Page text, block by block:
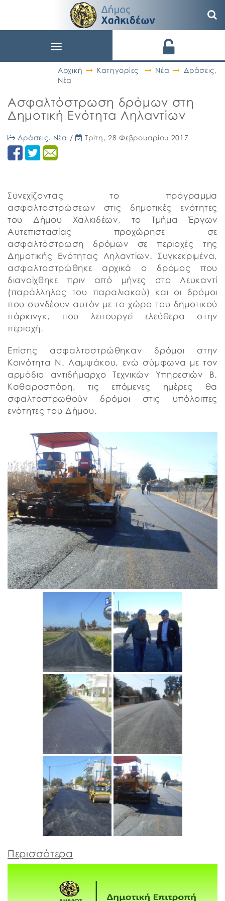
Toggle
Αρχική
Κατηγορίες Νέα Δράσεις,
Νέα
Ασφαλτόστρωση δρόμων στη
Δημοτική Ενότητα Ληλαντίων
Δράσεις, Νέα / Τρίτη, 28 Φεβρουαρίου 2017
Συνεχίζοντας το πρόγραμμα
ασφαλτοστρώσεων στις δημοτικές ενότητες
του Δήμου Χαλκιδέων, το Τμήμα Έργων
Αυτεπιστασίας προχώρησε σε
ασφαλτόστρωση δρόμων σε περιοχές της
Δημοτικής Ενότητας Ληλαντίων. Συγκεκριμένα,
ασφαλτοστρώθηκε αρχικά ο δρόμος που
διανοίχθηκε πριν από μήνες στο Λευκαντί
(παράλληλος του παραλιακού) και οι δρόμοι
που συνδέουν αυτόν με το χώρο του δημοτικού
πάρκινγκ, που λειτουργεί ελεύθερα στην
περιοχή.
Επίσης ασφαλτοστρώθηκαν δρόμοι στην
Κοινότητα Ν. Λαμψάκου, ενώ σύμφωνα με τον
αρμόδιο αντιδήμαρχο Τεχνικών Υπηρεσιών Β.
Καθαροσπόρη, τις επόμενες ημέρες θα
σφαλτοστρωθούν δρόμοι στις υπόλοιπες
ενότητες του Δήμου.
Περισσότερα